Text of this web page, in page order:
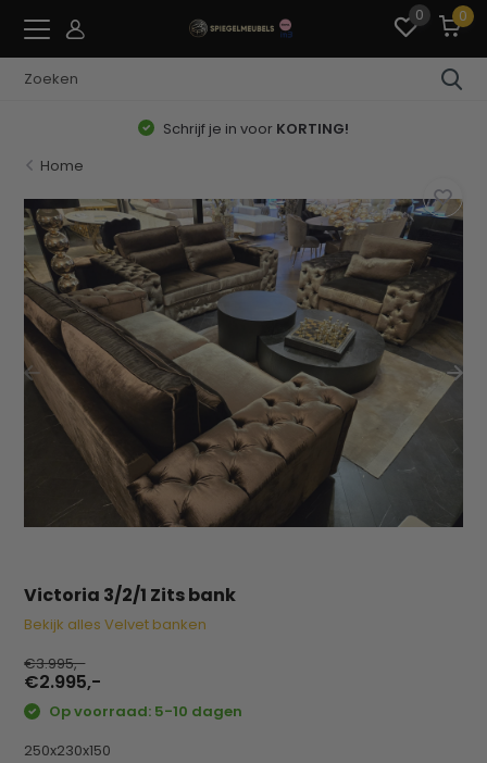
0 0
Schrijf je in voor KORTING!
Home
Victoria 3/2/1 Zits bank
Bekijk alles Velvet banken
€3.995,-
€2.995,-
Op voorraad: 5-10 dagen
250x230x150